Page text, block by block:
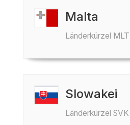
Malta
Länderkürzel MLT
Slowakei
Länderkürzel SVK